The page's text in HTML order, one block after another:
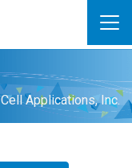
Cell Applications, Inc.